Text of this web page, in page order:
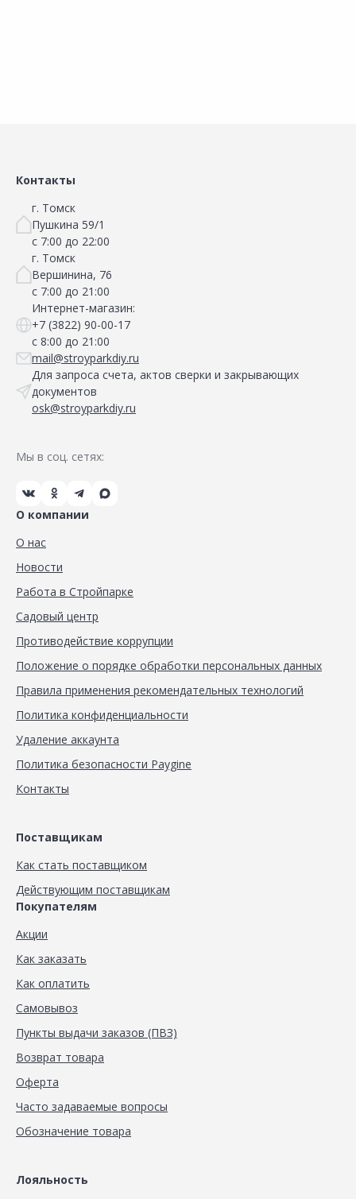
Контакты
г. Томск
Пушкина 59/1
с 7:00 до 22:00
г. Томск
Вершинина, 76
с 7:00 до 21:00
Интернет-магазин:
+7 (3822) 90-00-17
с 8:00 до 21:00
mail@stroyparkdiy.ru
Для запроса счета, актов сверки и закрывающих
документов
osk@stroyparkdiy.ru
Мы в соц. сетях:
О компании
О нас
Новости
Работа в Стройпарке
Садовый центр
Противодействие коррупции
Положение о порядке обработки персональных данных
Правила применения рекомендательных технологий
Политика конфиденциальности
Удаление аккаунта
Политика безопасности Paygine
Контакты
Поставщикам
Как стать поставщиком
Действующим поставщикам
Покупателям
Акции
Как заказать
Как оплатить
Самовывоз
Пункты выдачи заказов (ПВЗ)
Возврат товара
Оферта
Часто задаваемые вопросы
Обозначение товара
Лояльность